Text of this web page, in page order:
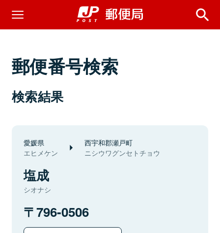
郵便番号検索
検索結果
愛媛県
エヒメケン
西宇和郡瀬戸町
ニシウワグンセトチョウ
塩成
シオナシ
796-0506